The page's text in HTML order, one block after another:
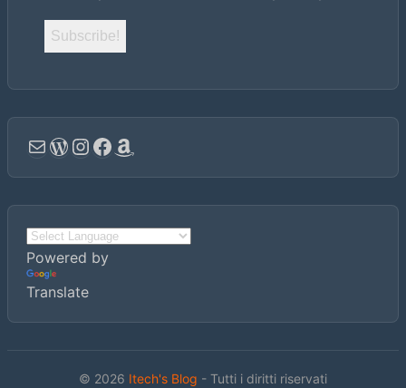
Email
WordPress
Instagram
Facebook
Amazon
Powered by
Translate
© 2026 Itech's Blog - Tutti i diritti riservati